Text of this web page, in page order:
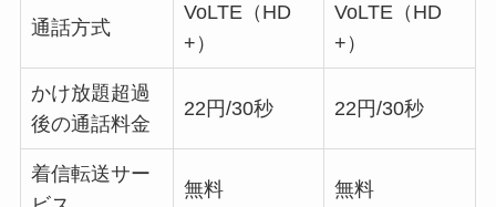
通話方式
VoLTE（HD
+）
VoLTE（HD
+）
かけ放題超過
後の通話料金
22円/30秒 22円/30秒
着信転送サー
無料 無料